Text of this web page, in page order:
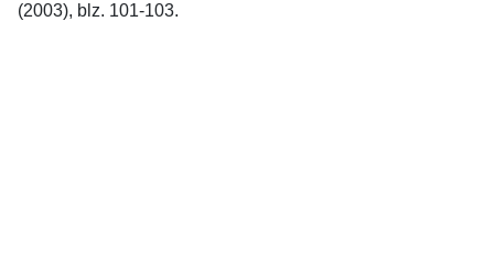
(2003), blz. 101-103.